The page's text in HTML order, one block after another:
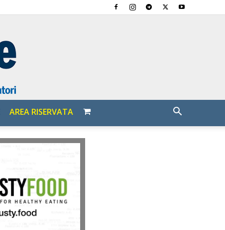
AREA RISERVATA